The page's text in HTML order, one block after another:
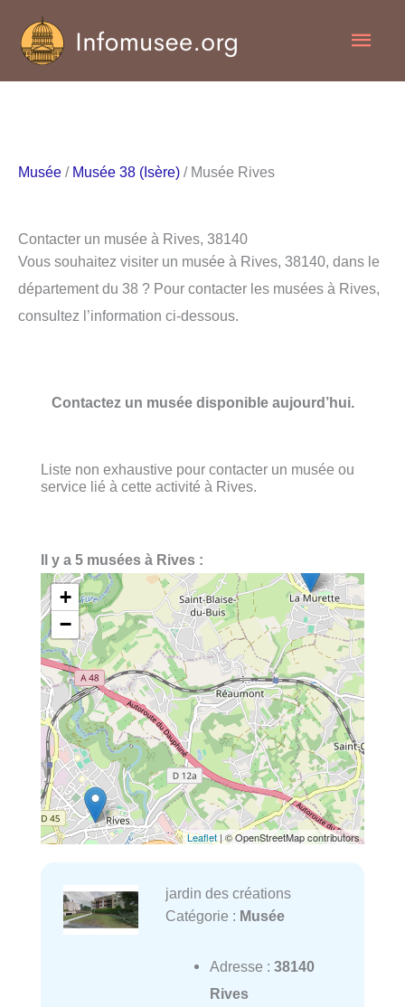
contenu
Musée / Musée 38 (Isère) / Musée Rives
Contacter un musée à Rives, 38140
Vous souhaitez visiter un musée à Rives, 38140, dans le
département du 38 ? Pour contacter les musées à Rives,
consultez l’information ci-dessous.
Contactez un musée disponible aujourd’hui.
Liste non exhaustive pour contacter un musée ou
service lié à cette activité à Rives.
Il y a 5 musées à Rives :
+
−
Leaflet| © OpenStreetMap contributors
jardin des créations
Catégorie : Musée
Adresse : 38140
Rives